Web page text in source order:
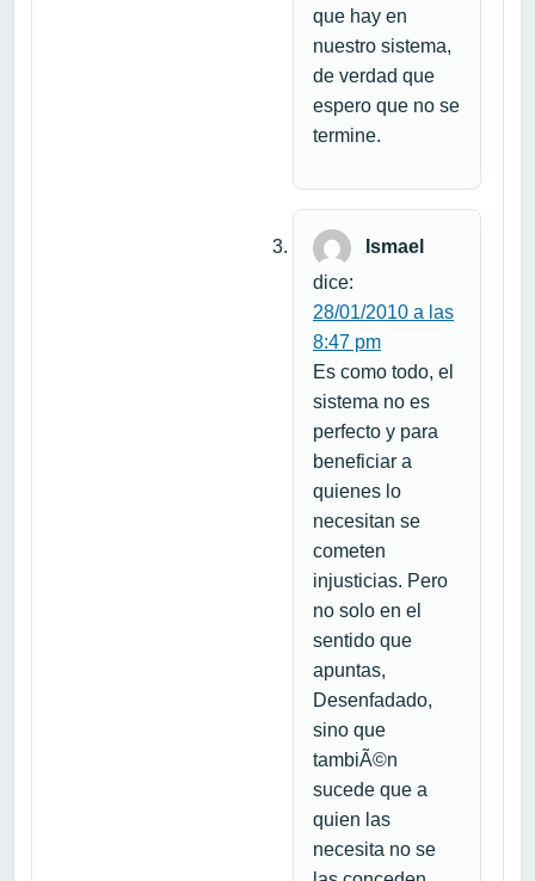
que hay en
nuestro sistema,
de verdad que
espero que no se
termine.
Ismael
dice:
28/01/2010 a las
8:47 pm
Es como todo, el
sistema no es
perfecto y para
beneficiar a
quienes lo
necesitan se
cometen
injusticias. Pero
no solo en el
sentido que
apuntas,
Desenfadado,
sino que
tambiÃ©n
sucede que a
quien las
necesita no se